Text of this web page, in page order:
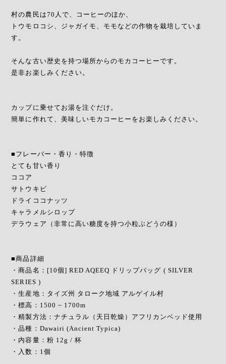
村の農民は70人で、コーヒーのほか、
トウモロコシ、ジャガイモ、モモなどの作物を栽培していま
す。
そんな古い歴史を持つ場所からのモカコーヒーです。
是非お楽しみください。
カップに乗せてお湯を注ぐだけ。
簡単に作れて、美味しいモカコーヒーをお楽しみください。
■フレーバー・香り・特徴
とても甘い香り
ココア
サトウキビ
ドライココナッツ
キャラメルシロップ
デラウェア（非常に高い糖度を持つ小粒ぶどうの様）
■商品詳細
・商品名：[10個] RED AQEEQ ドリップバッグ ( SILVER
SERIES )
・生産地：タイズ州 タローク地域 アルゲイル村
・標高：1500 ~ 1700m
・精製方法：ナチュラル（天日乾燥）アフリカンベッド使用
・品種：Dawairi (Ancient Typica)
・内容量：粉 12g / 杯
・入数：1個